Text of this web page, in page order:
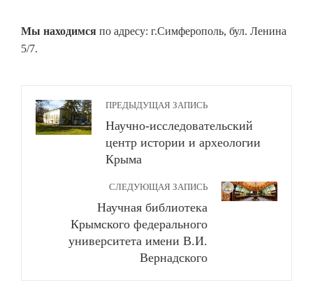
Мы находимся по адресу: г.Симферополь, бул. Ленина
5/7.
ПРЕДЫДУЩАЯ ЗАПИСЬ
Научно-исследовательский
центр истории и археологии
Крыма
СЛЕДУЮЩАЯ ЗАПИСЬ
Научная библиотека
Крымского федерального
университета имени В.И.
Вернадского